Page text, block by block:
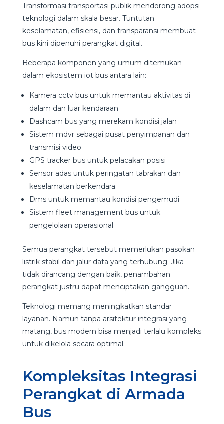
Transformasi transportasi publik mendorong adopsi
teknologi dalam skala besar. Tuntutan
keselamatan, efisiensi, dan transparansi membuat
bus kini dipenuhi perangkat digital.
Beberapa komponen yang umum ditemukan
dalam ekosistem iot bus antara lain:
Kamera cctv bus untuk memantau aktivitas di
dalam dan luar kendaraan
Dashcam bus yang merekam kondisi jalan
Sistem mdvr sebagai pusat penyimpanan dan
transmisi video
GPS tracker bus untuk pelacakan posisi
Sensor adas untuk peringatan tabrakan dan
keselamatan berkendara
Dms untuk memantau kondisi pengemudi
Sistem fleet management bus untuk
pengelolaan operasional
Semua perangkat tersebut memerlukan pasokan
listrik stabil dan jalur data yang terhubung. Jika
tidak dirancang dengan baik, penambahan
perangkat justru dapat menciptakan gangguan.
Teknologi memang meningkatkan standar
layanan. Namun tanpa arsitektur integrasi yang
matang, bus modern bisa menjadi terlalu kompleks
untuk dikelola secara optimal.
Kompleksitas Integrasi
Perangkat di Armada
Bus